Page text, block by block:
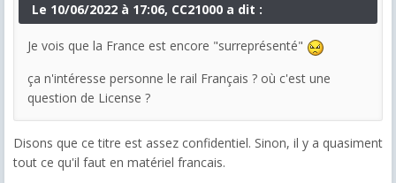
Le 10/06/2022 à 17:06, CC21000 a dit :
Je vois que la France est encore "surreprésenté"
ça n'intéresse personne le rail Français ? où c'est une
question de License ?
Disons que ce titre est assez confidentiel. Sinon, il y a quasiment
tout ce qu'il faut en matériel francais.